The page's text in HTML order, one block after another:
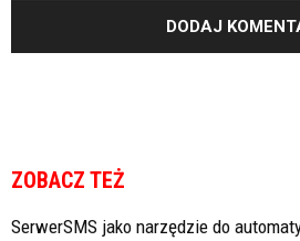
ZOBACZ TEŻ
SerwerSMS jako narzędzie do